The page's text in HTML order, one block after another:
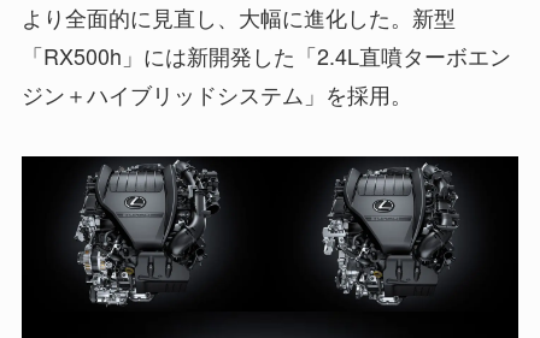
より全面的に見直し、大幅に進化した。新型
「RX500h」には新開発した「2.4L直噴ターボエン
ジン＋ハイブリッドシステム」を採用。